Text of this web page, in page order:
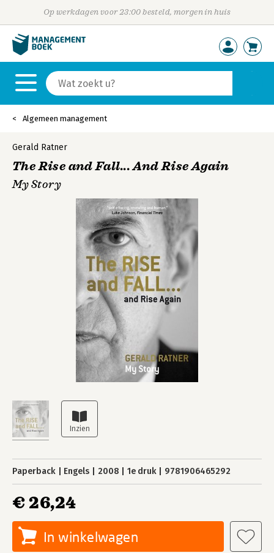
Op werkdagen voor 23:00 besteld, morgen in huis
Algemeen management
Gerald Ratner
The Rise and Fall... And Rise Again
My Story
Paperback Engels 2008 1e druk 9781906465292
€ 26,24
In winkelwagen